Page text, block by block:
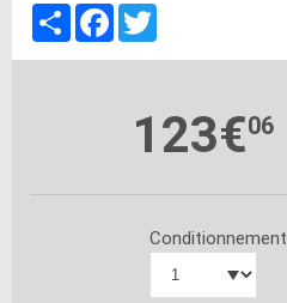
PartagerFacebook
123€06
Conditionnement